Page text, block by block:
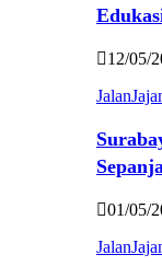
12/05/
01/05/